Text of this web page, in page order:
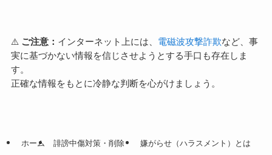
⚠️ ご注意： インターネット上には、 電磁波攻撃詐欺など、事
実に基づかない情報を信じさせようとする手口も存在しま
す。
正確な情報をもとに冷静な判断を心がけましょう。
ホーム
誹謗中傷対策・削除
嫌がらせ（ハラスメント）とは